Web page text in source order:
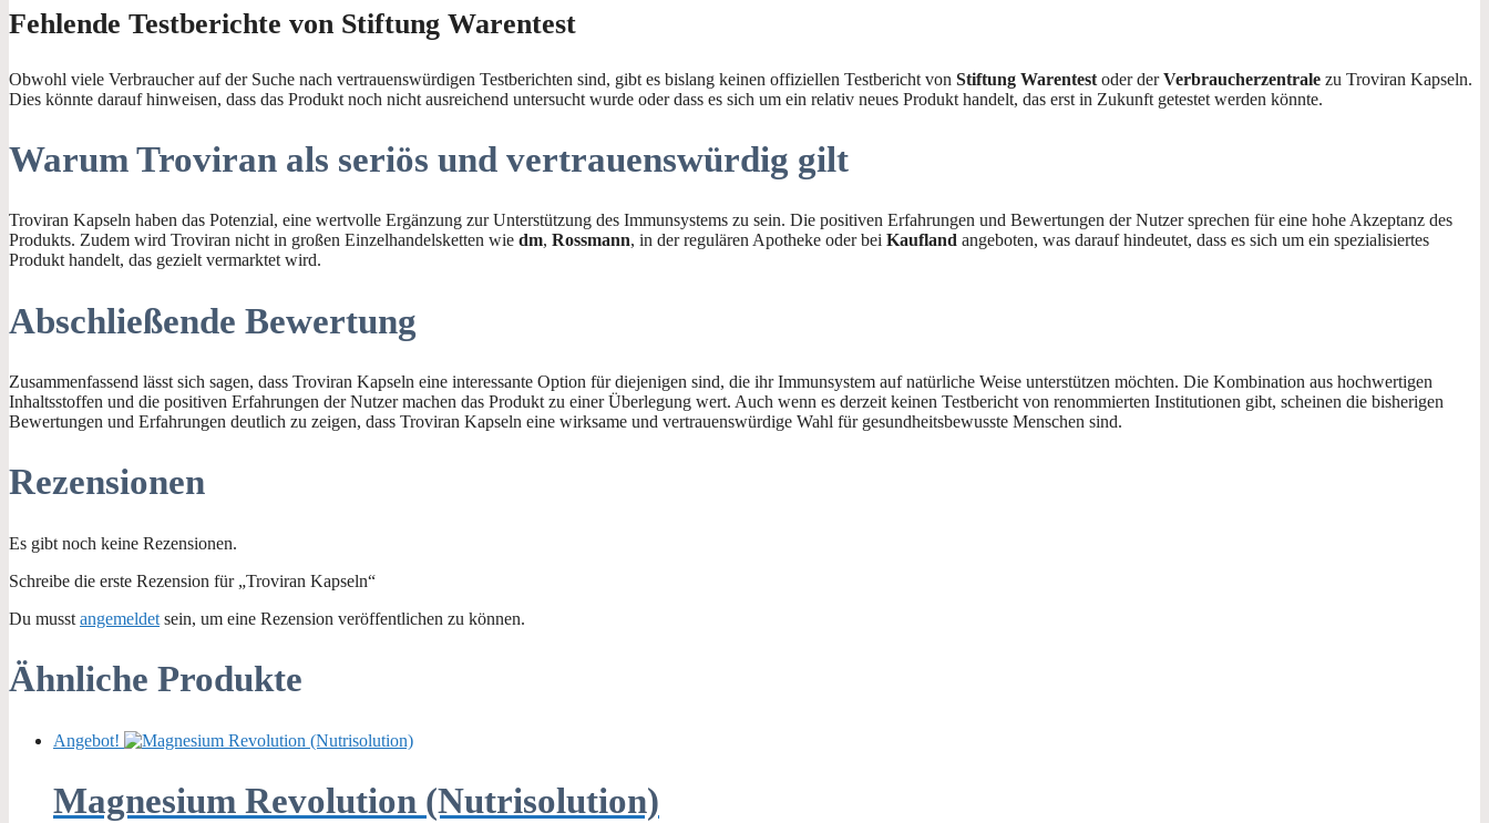
Fehlende Testberichte von Stiftung Warentest
Obwohl viele Verbraucher auf der Suche nach vertrauenswürdigen Testberichten sind, gibt es bislang keinen offiziellen Testbericht von Stiftung Warentest oder derVerbraucherzentrale zu Troviran Kapseln.
Dies könnte darauf hinweisen, dass das Produkt noch nicht ausreichend untersucht wurde oder dass es sich um ein relativ neues Produkt handelt, das erst in Zukunft getestet werden könnte.
Warum Troviran als seriös und vertrauenswürdig gilt
Troviran Kapseln haben das Potenzial, eine wertvolle Ergänzung zur Unterstützung des Immunsystems zu sein. Die positiven Erfahrungen und Bewertungen der Nutzer sprechen für eine hohe Akzeptanz des
Produkts. Zudem wird Troviran nicht in großen Einzelhandelsketten wie dm, Rossmann, in der regulären Apotheke oder bei Kaufland angeboten, was darauf hindeutet, dass es sich um ein spezialisiertes
Produkt handelt, das gezielt vermarktet wird.
Abschließende Bewertung
Zusammenfassend lässt sich sagen, dass Troviran Kapseln eine interessante Option für diejenigen sind, die ihr Immunsystem auf natürliche Weise unterstützen möchten. Die Kombination aus hochwertigen
Inhaltsstoffen und die positiven Erfahrungen der Nutzer machen das Produkt zu einer Überlegung wert. Auch wenn es derzeit keinen Testbericht von renommierten Institutionen gibt, scheinen die bisherigen
Bewertungen und Erfahrungen deutlich zu zeigen, dass Troviran Kapseln eine wirksame und vertrauenswürdige Wahl für gesundheitsbewusste Menschen sind.
Rezensionen
Es gibt noch keine Rezensionen.
Schreibe die erste Rezension für „Troviran Kapseln“
Du musst angemeldet sein, um eine Rezension veröffentlichen zu können.
Ähnliche Produkte
Angebot!
Magnesium Revolution (Nutrisolution)